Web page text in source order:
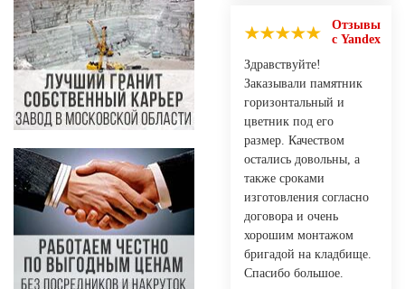
Отзывы
с Yandex
Здравствуйте!
Заказывали памятник
горизонтальный и
цветник под его
размер. Качеством
остались довольны, а
также сроками
изготовления согласно
договора и очень
хорошим монтажом
бригадой на кладбище.
Спасибо большое.